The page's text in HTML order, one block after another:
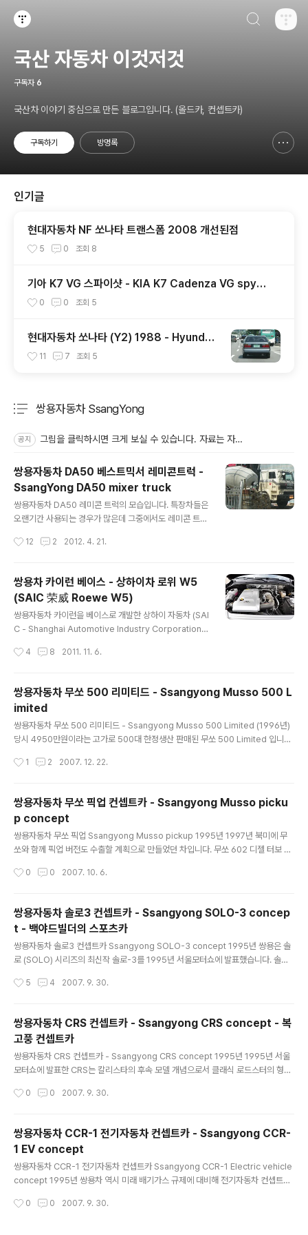
국산 자동차 이것저것
구독자 6
국산차 이야기 중심으로 만든 블로그입니다. (올드카, 컨셉트카)
구독하기 방명록
인기글
현대자동차 NF 쏘나타 트랜스폼 2008 개선된점
5 0 조회 8
기아 K7 VG 스파이샷 - KIA K7 Cadenza VG spysh
ot 1
0 0 조회 5
현대자동차 쏘나타 (Y2) 1988 - Hyundai
Sonata (Y2) 1988 - 1
11 7 조회 5
쌍용자동차 SsangYong
공지 그림을 클릭하시면 크게 보실 수 있습니다. 자료는 자유롭게 쓰시고요. 다른 분들도 오시게 출처만 남겨주세요.
쌍용자동차 DA50 베스트믹서 레미콘트럭 -
SsangYong DA50 mixer truck
쌍용자동차 DA50 레미콘 트럭의 모습입니다. 특장차들은
오랜기간 사용되는 경우가 많은데 그중에서도 레미콘 트럭
메이저 도색도 깨끗하고 방향지시등이 변색된거 빼고는 깨
이지 (http://www.smotor.com/kr/) 역사관 코너에 DA
50에 관련된 자료가 있길래 올려봅니다. 관심있으신 분들
은 둘러보시면 좋을것 같습니다. ▲ DA50 레미콘 트럭은
베스트믹서 (CW55HML) 라고 이름이 달렸었네요. ◎ 엔
진은 대우중공업이 생산한 독일 MAN D2848M 엔진입
체들은 일본에서 기본 모델을 들여온 경우가 대다수 였는
12 2 2012. 4. 21.
쌍용차 카이런 베이스 - 상하이차 로위 W5
(SAIC 荣威 Roewe W5)
쌍용자동차 카이런을 베이스로 개발한 상하이 자동차 (SAI
C - Shanghai Automotive Industry Corporation)
용차를 보유하던 시기에 개발된 차라고 하며 엔진은 3.2L
탑재합니다. http://data.auto.sina.com.cn/829 ▲ 전
체적인 인상은 카이런과는 많이 틀려보입니다. 상하이차가
중국에선 기반을 잡은 대형 업체라 최근 출시된 차들은 짝
퉁을 넘어서 세련된 모습으로 나오더군요. ▲ 16인치 휠.
▲ 앞모습은 구형 쏘렌토의 느낌도 나지만 이질감이 들진
를 확대 해 놓은듯한 모습인데 왕눈..
4 8 2011. 11. 6.
쌍용자동차 무쏘 500 리미티드 - Ssangyong Musso 500 L
imited
쌍용자동차 무쏘 500 리미티드 - Ssangyong Musso 500 Limited (1996년)
당시 4950만원이라는 고가로 500대 한정생산 판매된 무쏘 500 Limited 입니다.
다. 한정판매 차량답게 스코틀랜드 가죽, 초경량 알루미늄휠, 특수재질의 범퍼 (FRP
지광고를 스캔했습니다. (클릭하시면 원본 크기로 보실 수 있습니다.) 광고문구 명차
를 '소장'하십시오 500분의 '귀족'께 바칩니다. 최고급차 500대를 만든것이 아닙니
다. 예술작품 500점을 만든 것입니다. 그래서 '소유'한다기 보다 '소장'한다고 말씀
하시는 차 - 이..
1 2 2007. 12. 22.
쌍용자동차 무쏘 픽업 컨셉트카 - Ssangyong Musso picku
p concept
쌍용자동차 무쏘 픽업 Ssangyong Musso pickup 1995년 1997년 북미에 무
쏘와 함께 픽업 버전도 수출할 계획으로 만들었던 차입니다. 무쏘 602 디젤 터보 모
와 높이는 커지고 너비는 줄었습니다. 화물적재량은 700kg. 앞 좌석만 있고 화물칸
고 있습니다. 적재량은 700kg으로 무쏘 스포츠 보다는 짐을 더 많이 실을 수 있습니
다. 참고자료 : 월간 카비전, 4WD&RV, 쌍용자동차
0 0 2007. 10. 6.
쌍용자동차 솔로3 컨셉트카 - Ssangyong SOLO-3 concep
t - 백야드빌더의 스포츠카
쌍용자동차 솔로3 컨셉트카 Ssangyong SOLO-3 concept 1995년 쌍용은 솔
로 (SOLO) 시리즈의 최신작 솔로-3를 1995년 서울모터쇼에 발표했습니다. 솔로-
교수의 손길도 닿았다고 합니다. 회전식 리트랙터블 헤드램프를 고정식 헤드램프로
3.2L DOHC 220 마력 엔진으로 바꾸었습니다. 솔로-3 컨셉트카는 원래 영국 백
야드 빌더인 팬더(Panther)사의 솔로 스포츠카에 뿌리를 두고 있습니다. 1980년
경영난에 빠진 팬더를 진도그룹 김영철 부회장이 인수하였고 이를다시 1987년 쌍
용자동차와 합병하게되는데 1986년 솔로..
5 4 2007. 9. 30.
쌍용자동차 CRS 컨셉트카 - Ssangyong CRS concept - 복
고풍 컨셉트카
쌍용자동차 CRS 컨셉트카 - Ssangyong CRS concept 1995년 1995년 서울
모터쇼에 발표한 CRS는 칼리스타의 후속 모델 개념으로서 클래식 로드스터의 형태
래형 컨셉트카를 내놓기 바빴으나 쌍용의 CRS는 거꾸로 복고풍 컨셉트카를 내놓았
니다. 당시 CRS의 팀장이었던 강동호님은 이차의 컨셉을 풍요와 여유로움의 이미지
로 디자인했다고 합니다. 모던 클래식 승용차라는 이름의 CRS는 클래식카풍의 4인
승 로드스터로 220마력짜리 벤츠의 직렬 6기통 3.2L 엔진과 자동 4단 변속기로 최
고시속 230KM를 냈습니다. FRP로 바디를 제작했습..
0 0 2007. 9. 30.
쌍용자동차 CCR-1 전기자동차 컨셉트카 - Ssangyong CCR-
1 EV concept
쌍용자동차 CCR-1 전기자동차 컨셉트카 Ssangyong CCR-1 Electric vehicle
concept 1995년 쌍용차 역시 미래 배기가스 규제에 대비해 전기자동차 컨셉트카
환경 그리고 깨끗한 도시 이미지의 결합을 표현하는 스타일로 개발했다고 하며 알루
0 0 2007. 9. 30.